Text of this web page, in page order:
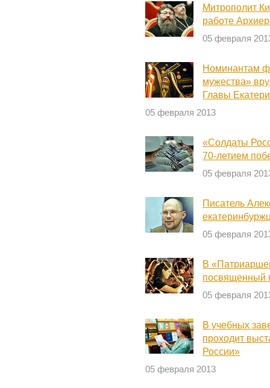
Митрополит
работе
05 февраля
Номинантам
мужества»
Главы
05 февраля 2013
«Солдаты
70-летием
05 февраля
Писатель
05 февраля
В
посвященный
05 февраля
В учебных
проходит
России»
05 февраля 2013